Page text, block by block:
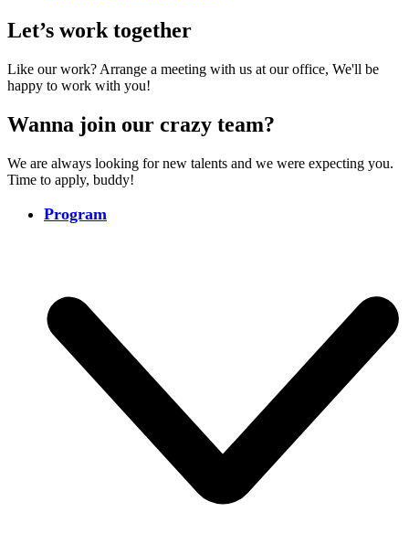
Let’s work together
Like our work? Arrange a meeting with us at our office, We'll be
happy to work with you!
Wanna join our crazy team?
We are always looking for new talents and we were expecting you.
Time to apply, buddy!
Program